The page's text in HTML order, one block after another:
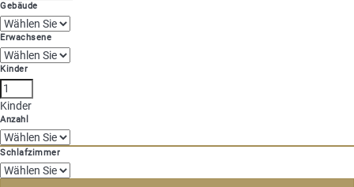
Gebäude
Erwachsene
Kinder
Kinder
Anzahl
Schlafzimmer